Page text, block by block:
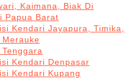
Kaimana, Biak Di
Papua Barat
Kendari Jayapura, Timika,
Kendari Denpasar
Kendari Kupang